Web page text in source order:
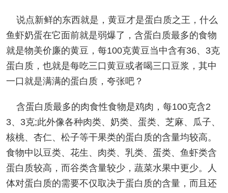
说点新鲜的东西就是，黄豆才是蛋白质之王，什么
鱼虾奶蛋在它面前就是弱爆了，含蛋白质最多的食物
就是物美价廉的黄豆，每100克黄豆当中含有36、3克
蛋白质，也就是每吃三口黄豆或者喝三口豆浆，其中
一口就是满满的蛋白质，夸张吧？
含蛋白质最多的肉食性食物是鸡肉，每100克含2
3、3克;此外像各种肉类、奶类、蛋类、芝麻、瓜子、
核桃、杏仁、松子等干果类的蛋白质的含量均较高。
食物中以豆类、花生、肉类、乳类、蛋类、鱼虾类含
蛋白质较高，而谷类含量较少，蔬菜水果中更少。人
体对蛋白质的需要不仅取决于蛋白质的含量，而且还